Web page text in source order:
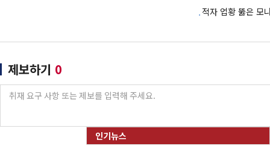
적자 업황 뚫은 모
제보하기 0